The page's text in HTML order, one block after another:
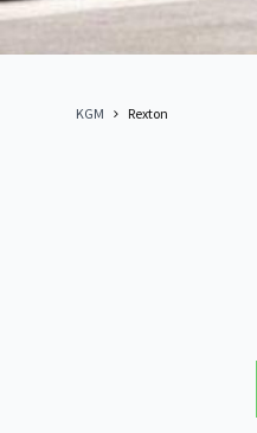
KGM Rexton